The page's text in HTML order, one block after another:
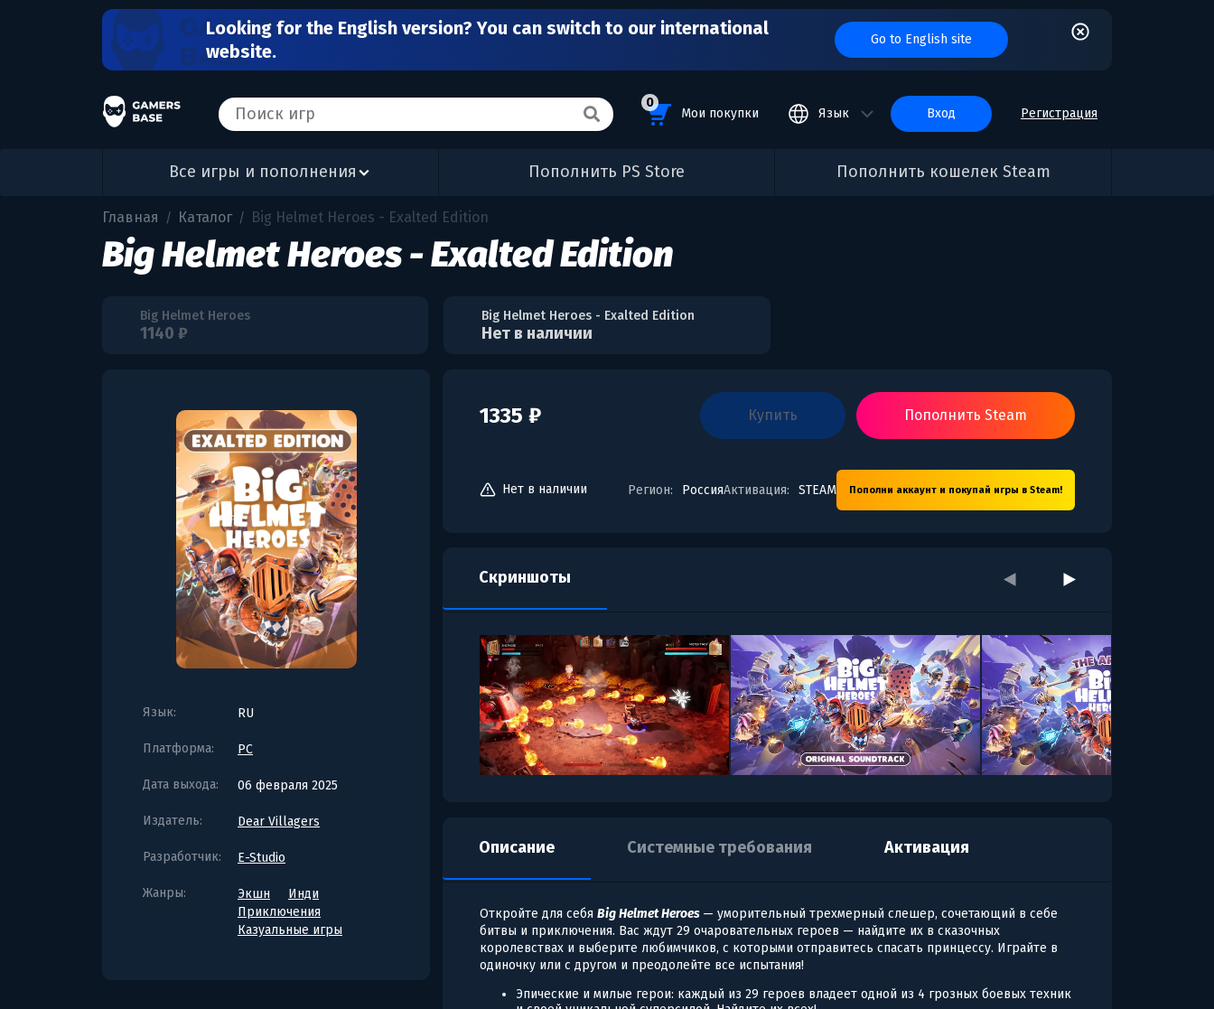
Looking for the English version? You can switch to our international
website.
Go to English site
0
Мои покупки Язык вход Регистрация
Все игры и пополнения Пополнить PS Store Пополнить кошелек Steam
Главная / Каталог / Big Helmet Heroes - Exalted Edition
Big Helmet Heroes - Exalted Edition
Big Helmet Heroes
1140 ₽
Big Helmet Heroes - Exalted Edition
Нет в наличии
Язык: RU
Платформа: PC
Дата выхода: 06 февраля 2025
Издатель: Dear Villagers
Разработчик: E-Studio
Жанры: Экшн
Инди
Приключения
Казуальные игры
1335 ₽ Пополнить Steam
купить
Регион: РоссияАктивация: STEAM
Нет в наличии Пополни аккаунт и покупай игры в Steam!
Скриншоты
Описание Системные требования Активация
Откройте для себяBig Helmet Heroes — уморительный трехмерный слешер, сочетающий в себе
битвы и приключения. Вас ждут 29 очаровательных героев — найдите их в сказочных
королевствах и выберите любимчиков, с которыми отправитесь спасать принцессу. Играйте в
одиночку или с другом и преодолейте все испытания!
Эпические и милые герои: каждый из 29 героев владеет одной из 4 грозных боевых техник